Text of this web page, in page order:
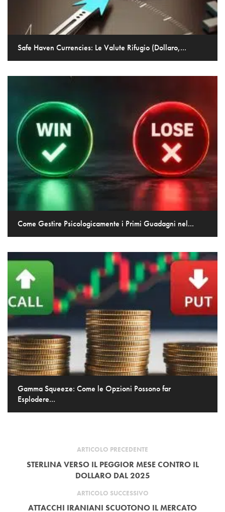
Safe Haven Currencies: Le Valute Rifugio (Dollaro,...
Come Gestire Psicologicamente i Primi Guadagni nel...
Gamma Squeeze: Come le Opzioni Possono far
Esplodere...
ARTICOLO PRECEDENTE
STERLINA VERSO IL PEGGIOR MESE CONTRO IL
DOLLARO DAL 2025
ARTICOLO SUCCESSIVO
ATTACCHI IRANIANI SCUOTONO IL MERCATO